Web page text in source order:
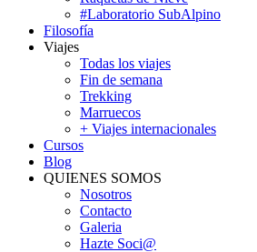
#Laboratorio SubAlpino
Filosofía
Viajes
Todas los viajes
Fin de semana
Trekking
Marruecos
+ Viajes internacionales
Cursos
Blog
QUIENES SOMOS
Nosotros
Contacto
Galeria
Hazte Soci@